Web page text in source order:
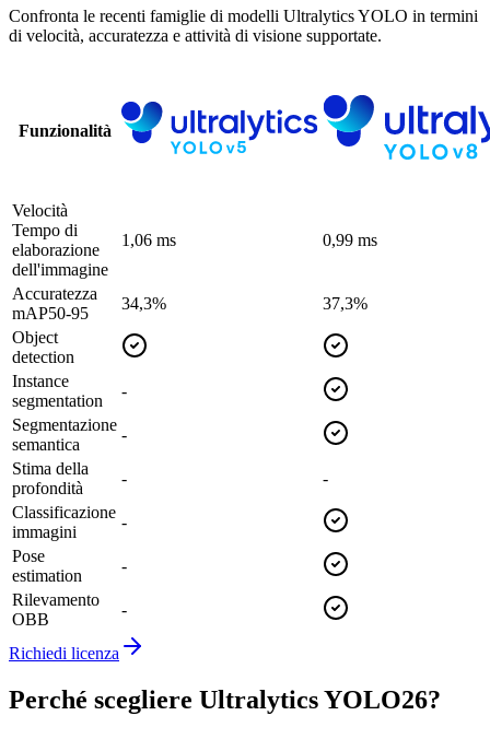
Confronta le recenti famiglie di modelli Ultralytics YOLO in termini
di velocità, accuratezza e attività di visione supportate.
Funzionalità
Velocità
Tempo di
elaborazione
dell'immagine
1,06 ms 0,99 ms
Accuratezza
mAP50-95
34,3%
37,3%
Object
detection
Instance
segmentation
-
Segmentazione
semantica
-
Stima della
profondità
-
-
Classificazione
immagini
-
Pose
estimation
-
Rilevamento
OBB
-
Richiedi licenza
Perché scegliere Ultralytics YOLO26?